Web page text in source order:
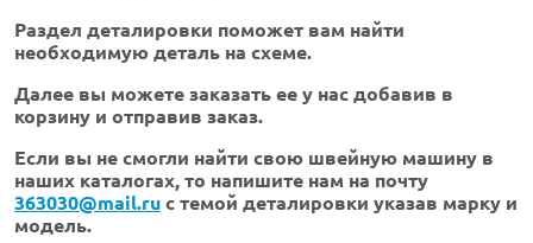
Раздел деталировки поможет вам найти
необходимую деталь на схеме.
Далее вы можете заказать ее у нас добавив в
корзину и отправив заказ.
Если вы не смогли найти свою швейную машину в
наших каталогах, то напишите нам на почту
363030@mail.ru с темой деталировки указав марку и
модель.